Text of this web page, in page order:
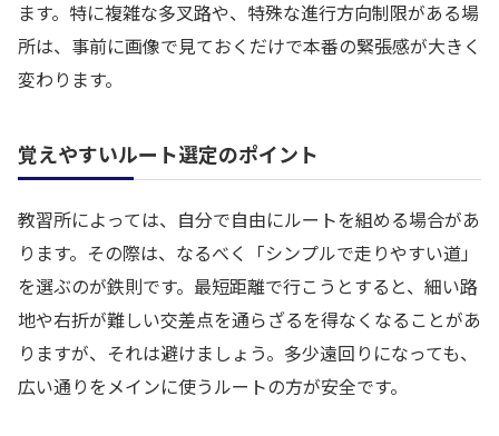
ます。特に複雑な多叉路や、特殊な進行方向制限がある場
所は、事前に画像で見ておくだけで本番の緊張感が大きく
変わります。
覚えやすいルート選定のポイント
教習所によっては、自分で自由にルートを組める場合があ
ります。その際は、なるべく「シンプルで走りやすい道」
を選ぶのが鉄則です。最短距離で行こうとすると、細い路
地や右折が難しい交差点を通らざるを得なくなることがあ
りますが、それは避けましょう。多少遠回りになっても、
広い通りをメインに使うルートの方が安全です。